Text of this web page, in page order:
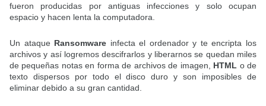
fueron producidas por antiguas infecciones y solo ocupan
espacio y hacen lenta la computadora.
Un ataque Ransomware infecta el ordenador y te encripta los
archivos y así logremos descifrarlos y liberarnos se quedan miles
de pequeñas notas en forma de archivos de imagen, HTML o de
texto dispersos por todo el disco duro y son imposibles de
eliminar debido a su gran cantidad.